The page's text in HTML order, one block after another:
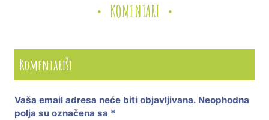
KOMENTARI
Komentariši
Vaša email adresa neće biti objavljivana. Neophodna
polja su označena sa *